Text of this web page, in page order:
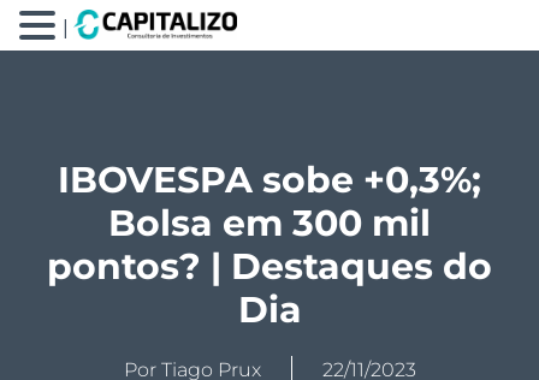
IBOVESPA sobe +0,3%;
Bolsa em 300 mil
pontos? | Destaques do
Dia
Por Tiago Prux 22/11/2023